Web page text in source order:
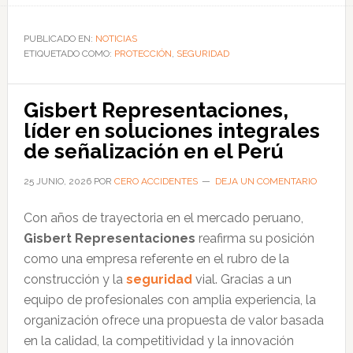
propuesta
integral
seguridad
y
soluciones
eléctricas
PUBLICADO EN: NOTICIAS
ETIQUETADO COMO: PROTECCIÓN, SEGURIDAD
Gisbert Representaciones,
líder en soluciones integrales
de señalización en el Perú
25 JUNIO, 2026POR CERO ACCIDENTES DEJA UN COMENTARIO
Con años de trayectoria en el mercado peruano,
Gisbert Representaciones reafirma su posición
como una empresa referente en el rubro de la
construcción y la seguridad vial. Gracias a un
equipo de profesionales con amplia experiencia, la
organización ofrece una propuesta de valor basada
en la calidad, la competitividad y la innovación